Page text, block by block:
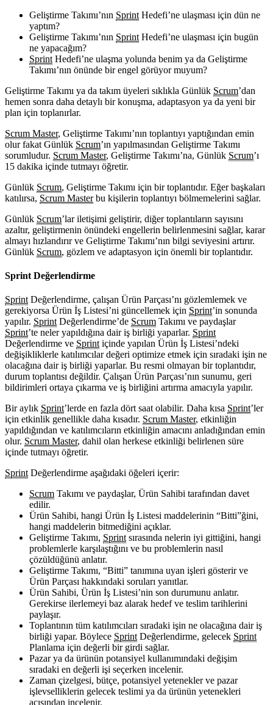
Geliştirme Takımı’nın Sprint Hedefi’ne ulaşması için dün ne
yaptım?
Geliştirme Takımı’nın Sprint Hedefi’ne ulaşması için bugün
ne yapacağım?
Sprint Hedefi’ne ulaşma yolunda benim ya da Geliştirme
Takımı’nın önünde bir engel görüyor muyum?
Geliştirme Takımı ya da takım üyeleri sıklıkla Günlük Scrum’dan
hemen sonra daha detaylı bir konuşma, adaptasyon ya da yeni bir
plan için toplanırlar.
Scrum Master, Geliştirme Takımı’nın toplantıyı yaptığından emin
olur fakat Günlük Scrum’ın yapılmasından Geliştirme Takımı
sorumludur. Scrum Master, Geliştirme Takımı’na, Günlük Scrum’ı
15 dakika içinde tutmayı öğretir.
Günlük Scrum, Geliştirme Takımı için bir toplantıdır. Eğer başkaları
katılırsa, Scrum Masterbu kişilerin toplantıyı bölmemelerini sağlar.
Günlük Scrum’lar iletişimi geliştirir, diğer toplantıların sayısını
azaltır, geliştirmenin önündeki engellerin belirlenmesini sağlar, karar
almayı hızlandırır ve Geliştirme Takımı’nın bilgi seviyesini artırır.
Günlük Scrum, gözlem ve adaptasyon için önemli bir toplantıdır.
Sprint Değerlendirme
Sprint Değerlendirme, çalışan Ürün Parçası’nı gözlemlemek ve
gerekiyorsa Ürün İş Listesi’ni güncellemek için Sprint’in sonunda
yapılır. Sprint Değerlendirme’de Scrum Takımı ve paydaşlar
Sprint’te neler yapıldığına dair iş birliği yaparlar. Sprint
Değerlendirme ve Sprint içinde yapılan Ürün İş Listesi’ndeki
değişikliklerle katılımcılar değeri optimize etmek için sıradaki işin ne
olacağına dair iş birliği yaparlar. Bu resmi olmayan bir toplantıdır,
durum toplantısı değildir. Çalışan Ürün Parçası’nın sunumu, geri
bildirimleri ortaya çıkarma ve iş birliğini artırma amacıyla yapılır.
Bir aylık Sprint’lerde en fazla dört saat olabilir. Daha kısa Sprint’ler
için etkinlik genellikle daha kısadır. Scrum Master, etkinliğin
yapıldığından ve katılımcıların etkinliğin amacını anladığından emin
olur. Scrum Master, dahil olan herkese etkinliği belirlenen süre
içinde tutmayı öğretir.
Sprint Değerlendirme aşağıdaki öğeleri içerir:
Scrum Takımı ve paydaşlar, Ürün Sahibi tarafından davet
edilir.
Ürün Sahibi, hangi Ürün İş Listesi maddelerinin “Bitti”ğini,
hangi maddelerin bitmediğini açıklar.
Geliştirme Takımı, Sprint sırasında nelerin iyi gittiğini, hangi
problemlerle karşılaştığını ve bu problemlerin nasıl
çözüldüğünü anlatır.
Geliştirme Takımı, “Bitti” tanımına uyan işleri gösterir ve
Ürün Parçası hakkındaki soruları yanıtlar.
Ürün Sahibi, Ürün İş Listesi’nin son durumunu anlatır.
Gerekirse ilerlemeyi baz alarak hedef ve teslim tarihlerini
paylaşır.
Toplantının tüm katılımcıları sıradaki işin ne olacağına dair iş
birliği yapar. Böylece Sprint Değerlendirme, gelecek Sprint
Planlama için değerli bir girdi sağlar.
Pazar ya da ürünün potansiyel kullanımındaki değişim
sıradaki en değerli işi seçerken incelenir.
Zaman çizelgesi, bütçe, potansiyel yetenekler ve pazar
işlevselliklerin gelecek teslimi ya da ürünün yetenekleri
açışından incelenir.